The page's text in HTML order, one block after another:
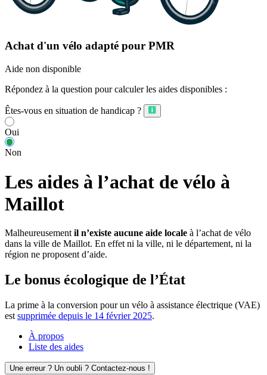
Achat d'un vélo adapté pour PMR
Aide non disponible
Répondez à la question pour calculer les aides disponibles :
Êtes-vous en situation de handicap ?
Oui
Non
Les aides à l’achat de vélo à
Maillot
Malheureusement il n’existe aucune aide locale à l’achat de vélo
dans la ville de Maillot. En effet ni la ville, ni le département, ni la
région ne proposent d’aide.
Le bonus écologique de l’État
La prime à la conversion pour un vélo à assistance électrique (VAE)
est supprimée depuis le 14 février 2025.
À propos
Liste des aides
Une erreur ? Un oubli ? Contactez-nous !